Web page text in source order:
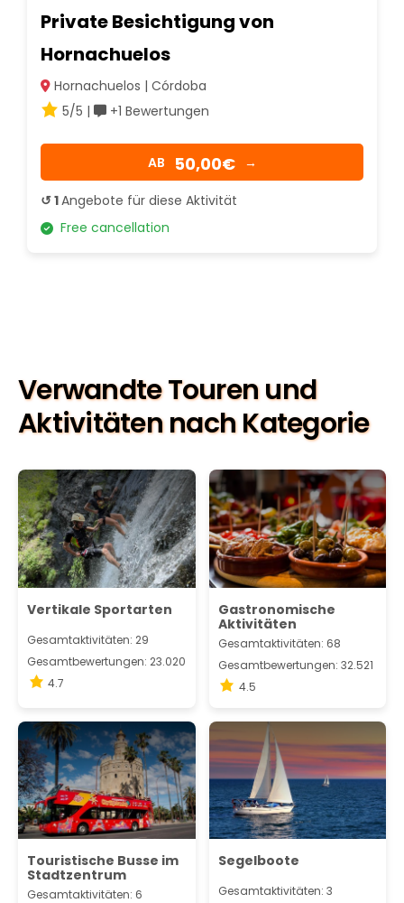
Private Besichtigung von
Hornachuelos
Hornachuelos | Córdoba
5/5 |
+1 Bewertungen
AB 50,00€ →
↺ 1Angebote für diese Aktivität
Free cancellation
Verwandte Touren und
Aktivitäten nach Kategorie
Vertikale Sportarten
Gesamtaktivitäten: 29
Gesamtbewertungen: 23.020
4.7
Gastronomische
Aktivitäten
Gesamtaktivitäten: 68
Gesamtbewertungen: 32.521
4.5
Touristische Busse im
Stadtzentrum
Gesamtaktivitäten: 6
Segelboote
Gesamtaktivitäten: 3